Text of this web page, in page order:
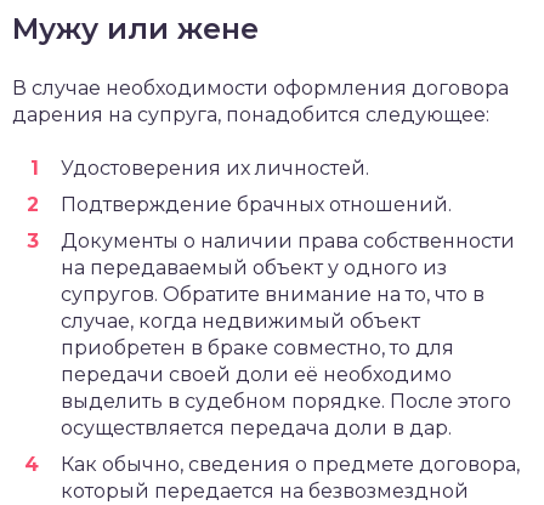
Мужу или жене
В случае необходимости оформления договора
дарения на супруга, понадобится следующее:
Удостоверения их личностей.
Подтверждение брачных отношений.
Документы о наличии права собственности
на передаваемый объект у одного из
супругов. Обратите внимание на то, что в
случае, когда недвижимый объект
приобретен в браке совместно, то для
передачи своей доли её необходимо
выделить в судебном порядке. После этого
осуществляется передача доли в дар.
Как обычно, сведения о предмете договора,
который передается на безвозмездной